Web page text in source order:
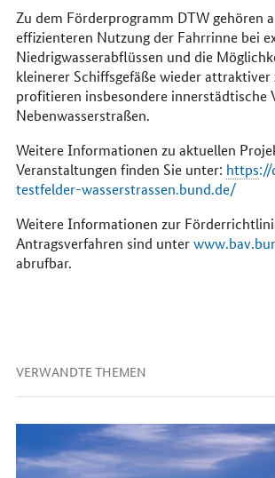
Zu dem Förderprogramm DTW gehören
effizienteren Nutzung der Fahrrinne bei
Niedrigwasserabflüssen und die
kleinerer Schiffsgefäße wieder attraktiver
profitieren insbesondere innerstädtische
Nebenwasserstraßen.
Weitere Informationen zu aktuellen
Veranstaltungen finden Sie unter: https
testfelder-wasserstrassen.bund.de/
Weitere Informationen zur
Antragsverfahren sind unter
abrufbar.
VERWANDTE THEMEN